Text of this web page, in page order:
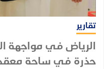
تقارير
الرياض في مواجهة
حذرة في ساحة